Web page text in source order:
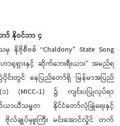
ာ် နိုဝင်ဘာ ၄
မှ နိုဗိုစီဗစ် “Chaldony” State Song
ဟာရုရှားနှင့် ဆိုက်ဘေးရီးယား” အမည်ရ
တွင် နေပြည်တော်ရှိ မြန်မာအပြည်
) (MICC-1) ၌ ကျင်းပပြုလုပ်ရာ
ာ်ယာယီသမ္မတ နိုင်ငံတော်လုံခြုံရေးနှင့်
ဌ ဗိုလ်ချုပ်မှူးကြီး မင်းအောင်လှိုင် တက်